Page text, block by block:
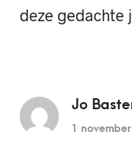
deze gedachte
Jo
1